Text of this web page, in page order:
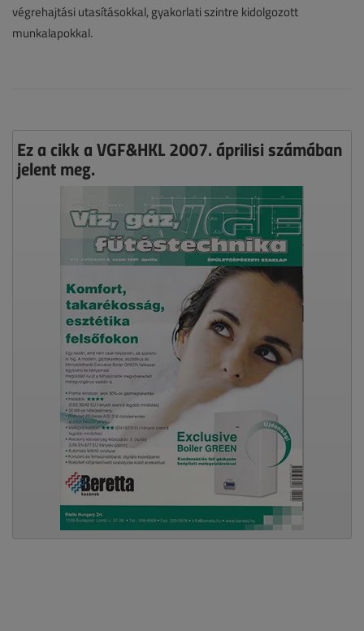
végrehajtási utasításokkal, gyakorlati szintre kidolgozott
munkalapokkal.
Ez a cikk a VGF&HKL 2007. áprilisi számában
jelent meg.